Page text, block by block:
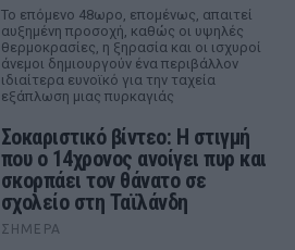
Το επόμενο 48ωρο, επομένως, απαιτεί
αυξημένη προσοχή, καθώς οι υψηλές
θερμοκρασίες, η ξηρασία και οι ισχυροί
άνεμοι δημιουργούν ένα περιβάλλον
ιδιαίτερα ευνοϊκό για την ταχεία
εξάπλωση μιας πυρκαγιάς
Σοκαριστικό βίντεο: Η στιγμή
που ο 14χρονος ανοίγει πυρ και
σκορπάει τον θάνατο σε
σχολείο στη Ταϊλάνδη
ΣΉΜΕΡΑ